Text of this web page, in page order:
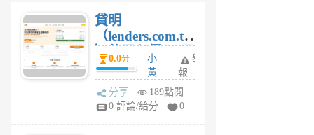
貸明
（lenders.com.tw
）使用心得 — 民
間貸款比較平台
體驗
0.0分
小
黃
蜂
1
舉
報
分享
189點閱
0 評論/給分
0